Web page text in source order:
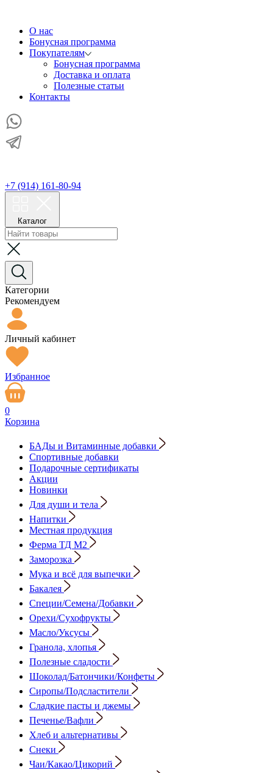
О нас
Бонусная программа
Покупателям
Бонусная программа
Доставка и оплата
Полезные статьи
Контакты
+7 (914) 161-80-94
Каталог
Категории
Рекомендуем
Личный кабинет
Избранное
0
Корзина
БАДы и Витаминные добавки
Спортивные добавки
Подарочные сертификаты
Акции
Новинки
Для души и тела
Напитки
Местная продукция
Ферма ТД М2
Заморозка
Мука и всё для выпечки
Бакалея
Специи/Семена/Добавки
Орехи/Сухофрукты
Масло/Уксусы
Гранола, хлопья
Полезные сладости
Шоколад/Батончики/Конфеты
Сиропы/Подсластители
Сладкие пасты и джемы
Печенье/Вафли
Хлеб и альтернативы
Снеки
Чаи/Какао/Цикорий